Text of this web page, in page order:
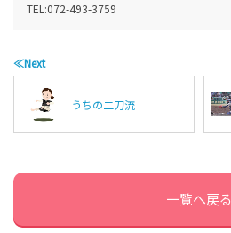
TEL:072-493-3759
≪Next
うちの二刀流
一覧へ戻る